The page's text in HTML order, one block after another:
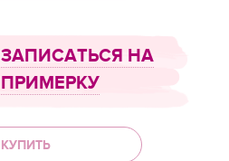
ЗАПИСАТЬСЯ НА
ПРИМЕРКУ
КУПИТЬ